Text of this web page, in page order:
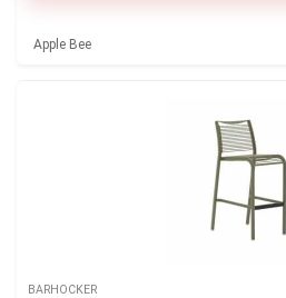
Apple Bee
BARHOCKER